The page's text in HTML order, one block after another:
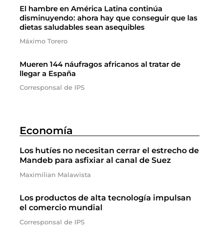
El hambre en América Latina continúa
disminuyendo: ahora hay que conseguir que las
dietas saludables sean asequibles
Máximo Torero
Mueren 144 náufragos africanos al tratar de
llegar a España
Corresponsal de IPS
Economía
Los hutíes no necesitan cerrar el estrecho de
Mandeb para asfixiar al canal de Suez
Maximilian Malawista
Los productos de alta tecnología impulsan
el comercio mundial
Corresponsal de IPS